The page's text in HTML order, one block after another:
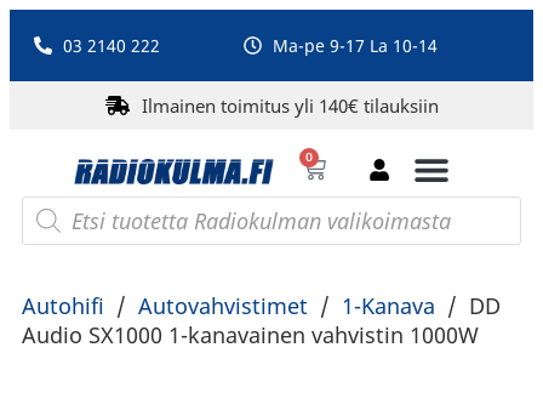
03 2140 222 Ma-pe 9-17 La 10-14
Ilmainen toimitus yli 140€ tilauksiin
0
Autohifi / Autovahvistimet / 1-Kanava / DD
Audio SX1000 1-kanavainen vahvistin 1000W